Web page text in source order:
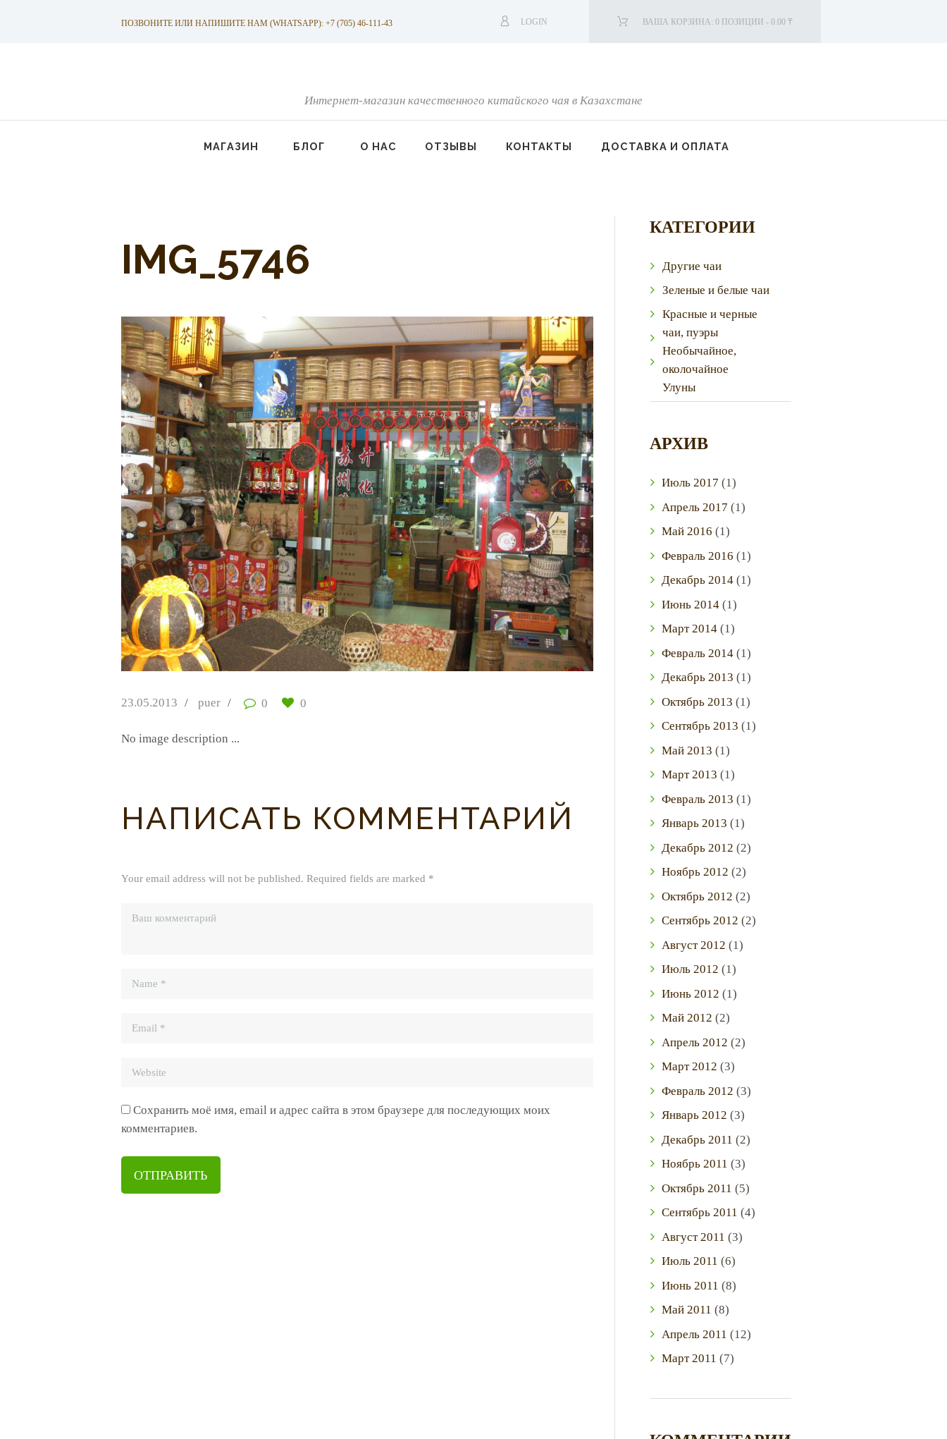
ПОЗВОНИТЕ ИЛИ НАПИШИТЕ НАМ (WHATSAPP): +7 (705) 46-111-43 LOGIN ВАША КОРЗИНА: 0 ПОЗИЦИИ - 0.00 ₸
Интернет-магазин качественного китайского чая в Казахстане
МАГАЗИН БЛОГ О НАС ОТЗЫВЫ КОНТАКТЫ ДОСТАВКА И ОПЛАТА
IMG_5746
IMG_5754
23.05.2013 puer 0 0
No image description ...
НАПИСАТЬ КОММЕНТАРИЙ
Your email address will not be published. Required fields are marked *
Сохранить моё имя, email и адрес сайта в этом браузере для последующих моих
комментариев.
КАТЕГОРИИ
Другие чаи
Зеленые и белые чаи
Красные и черные
чаи, пуэры
Необычайное,
околочайное
Улуны
АРХИВ
Июль 2017 (1)
Апрель 2017 (1)
Май 2016 (1)
Февраль 2016 (1)
Декабрь 2014(1)
Июнь 2014(1)
Март2014(1)
Февраль 2014(1)
Декабрь 2013 (1)
Октябрь 2013 (1)
Сентябрь 2013 (1)
Май 2013 (1)
Март2013 (1)
Февраль 2013 (1)
Январь 2013 (1)
Декабрь 2012 (2)
Ноябрь 2012 (2)
Октябрь 2012 (2)
Сентябрь 2012 (2)
Август 2012 (1)
Июль 2012 (1)
Июнь 2012 (1)
Май 2012 (2)
Апрель 2012 (2)
Март2012 (3)
Февраль 2012 (3)
Январь 2012 (3)
Декабрь 2011 (2)
Ноябрь 2011 (3)
Октябрь 2011 (5)
Сентябрь 2011 (4)
Август 2011 (3)
Июль 2011 (6)
Июнь 2011 (8)
Май 2011 (8)
Апрель 2011 (12)
Март2011 (7)